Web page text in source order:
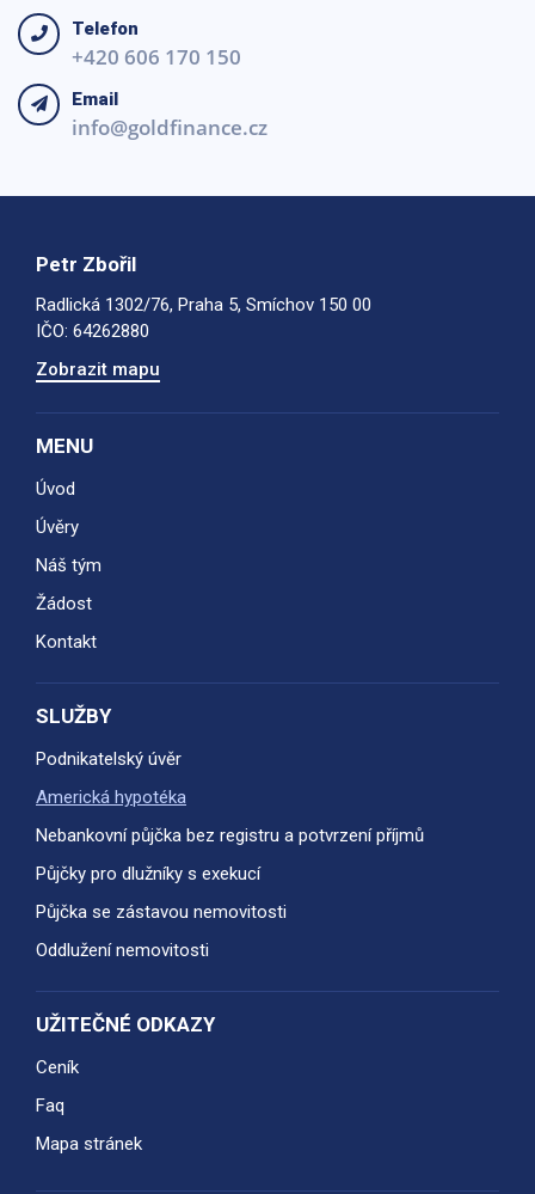
Telefon
+420 606 170 150
Email
info@goldfinance.cz
Petr Zbořil
Radlická 1302/76, Praha 5, Smíchov 150 00
IČO: 64262880
Zobrazit mapu
MENU
Úvod
Úvěry
Náš tým
Žádost
Kontakt
SLUŽBY
Podnikatelský úvěr
Americká hypotéka
Nebankovní půjčka bez registru a potvrzení příjmů
Půjčky pro dlužníky s exekucí
Půjčka se zástavou nemovitosti
Oddlužení nemovitosti
UŽITEČNÉ ODKAZY
Ceník
Faq
Mapa stránek